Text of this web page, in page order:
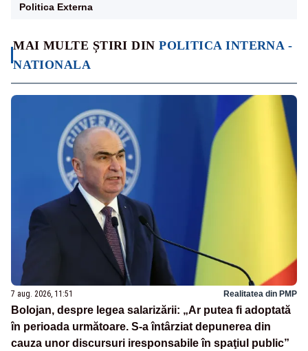
MAI MULTE ȘTIRI DINPOLITICA INTERNA -
NATIONALA
7 aug. 2026, 11:51 Realitatea din PMP
Bolojan, despre legea salarizării: „Ar putea fi adoptată
în perioada următoare. S-a întârziat depunerea din
cauza unor discursuri iresponsabile în spaţiul public”
Politica Externa